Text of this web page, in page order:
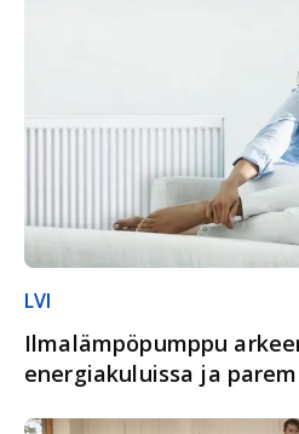
LVI
Ilmalämpöpumppu
energiakuluissa ja